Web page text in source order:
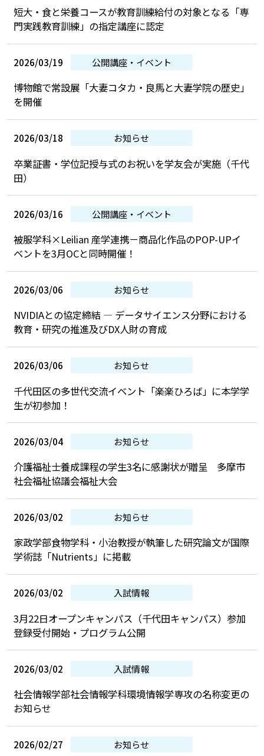
短大・食と栄養コースが教育訓練給付の対象となる「専
門実践教育訓練」の指定講座に認定
2026/03/19 公開講座・イベント
博物館で常設展「大妻コタカ・良馬と大妻学院の歴史」
を開催
2026/03/18 お知らせ
卒業証書・学位記授与式のお祝いを学友会が実施（千代
田）
2026/03/16 公開講座・イベント
被服学科×Leilian 産学連携－商品化作品のPOP-UPイ
ベントを3月OCと同時開催！
2026/03/06 お知らせ
NVIDIAとの協定締結 — データサイエンス分野における
教育・研究の推進及びDX人財の育成
2026/03/06 お知らせ
千代田区の多世代交流イベント「楽楽ひろば」に本学学
生が初参加！
2026/03/04 お知らせ
介護福祉士養成課程の学生3名に感謝状が贈呈 多摩市
社会福祉協議会福祉大会
2026/03/02 お知らせ
家政学部食物学科・小治教授が執筆した研究論文が国際
学術誌「Nutrients」に掲載
2026/03/02 入試情報
3月22日オープンキャンパス（千代田キャンパス）参加
登録受付開始・プログラム公開
2026/03/02 入試情報
社会情報学部社会情報学科環境情報学専攻の名称変更の
お知らせ
2026/02/27 お知らせ